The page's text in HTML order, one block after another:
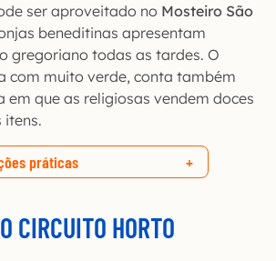
ser aproveitado no Mosteiro São
beneditinas apresentam
gregoriano todas as tardes. O
com muito verde, conta também
em que as religiosas vendem doces
itens.
práticas
CIRCUITO HORTO